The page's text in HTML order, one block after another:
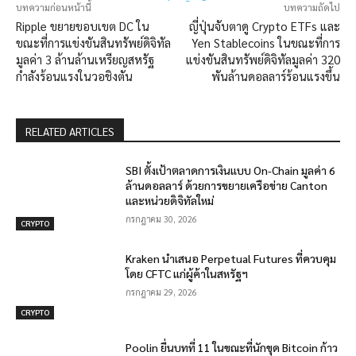
บทความก่อนหน้านี้
Ripple ขยายขอบเขต DC ใน
ขณะที่การแข่งขันสินทรัพย์ดิจิทัล
มูลค่า 3 ล้านล้านเหรียญสหรัฐ
กำลังร้อนแรงในวอชิงตัน
บทความถัดไป
ญี่ปุ่นจับตาดู Crypto ETFs และ
Yen Stablecoins ในขณะที่การ
แข่งขันสินทรัพย์ดิจิทัลมูลค่า 320
พันล้านดอลลาร์ร้อนแรงขึ้น
RELATED ARTICLES
CRYPTO
SBI ตั้งเป้าตลาดการเงินแบบ On-Chain มูลค่า 6
ล้านดอลลาร์ ด้วยการขยายเครือข่าย Canton
และหน่วยดิจิทัลใหม่
กรกฎาคม 30, 2026
CRYPTO
Kraken นำเสนอ Perpetual Futures ที่ควบคุม
โดย CFTC แก่ผู้ค้าในสหรัฐฯ
กรกฎาคม 29, 2026
Poolin ยื่นบทที่ 11 ในขณะที่นักขุด Bitcoin ก้าว